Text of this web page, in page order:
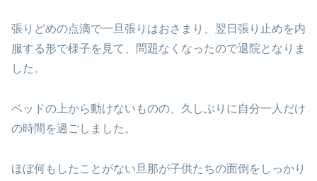
張りどめの点滴で一旦張りはおさまり、翌日張り止めを内
服する形で様子を見て、問題なくなったので退院となりま
した。
ベッドの上から動けないものの、久しぶりに自分一人だけ
の時間を過ごしました。
ほぼ何もしたことがない旦那が子供たちの面倒をしっかり